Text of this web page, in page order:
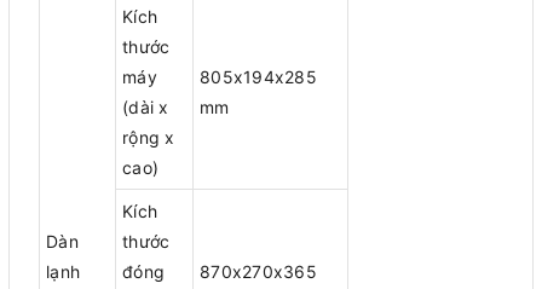
Dàn
lạnh
Kích
thước
máy
(dài x
rộng x
cao)
805x194x285
mm
Kích
thước
đóng
870x270x365